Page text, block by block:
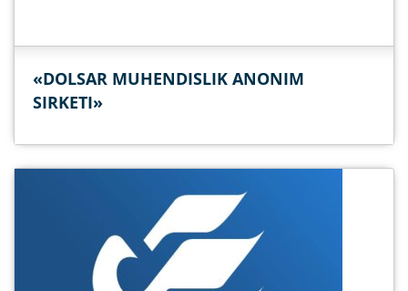
«DOLSAR MUHENDISLIK ANONIM
SIRKETI»